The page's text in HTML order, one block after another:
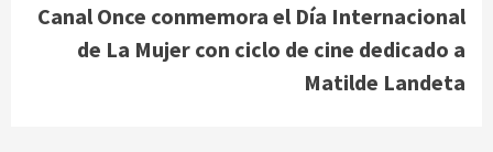
Canal Once conmemora el Día Internacional
de La Mujer con ciclo de cine dedicado a
Matilde Landeta